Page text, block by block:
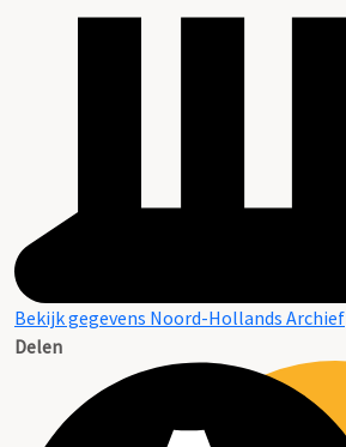
Bekijk gegevens Noord-Hollands Archief
Delen